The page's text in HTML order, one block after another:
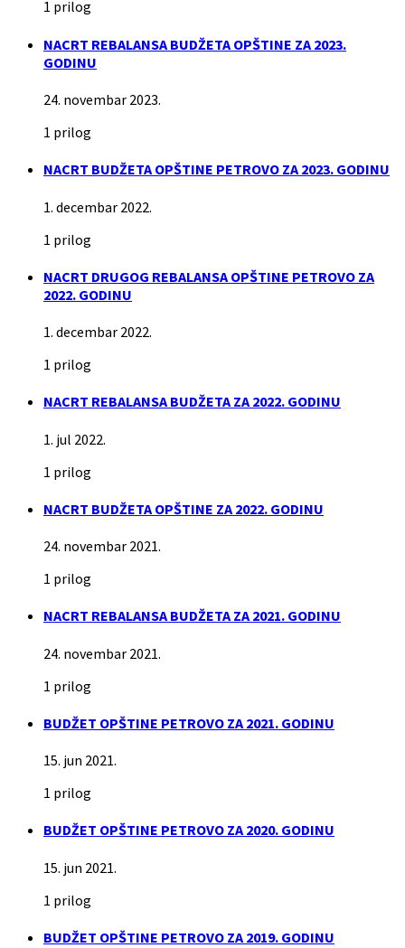
1 prilog
NACRT REBALANSA BUDŽETA OPŠTINE ZA 2023.
GODINU
24. novembar 2023.
1 prilog
NACRT BUDŽETA OPŠTINE PETROVO ZA 2023. GODINU
1. decembar 2022.
1 prilog
NACRT DRUGOG REBALANSA OPŠTINE PETROVO ZA
2022. GODINU
1. decembar 2022.
1 prilog
NACRT REBALANSA BUDŽETA ZA 2022. GODINU
1. jul 2022.
1 prilog
NACRT BUDŽETA OPŠTINE ZA 2022. GODINU
24. novembar 2021.
1 prilog
NACRT REBALANSA BUDŽETA ZA 2021. GODINU
24. novembar 2021.
1 prilog
BUDŽET OPŠTINE PETROVO ZA 2021. GODINU
15. jun 2021.
1 prilog
BUDŽET OPŠTINE PETROVO ZA 2020. GODINU
15. jun 2021.
1 prilog
BUDŽET OPŠTINE PETROVO ZA 2019. GODINU